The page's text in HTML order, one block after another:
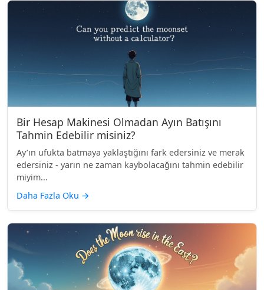
Bir Hesap Makinesi Olmadan Ayın Batışını
Tahmin Edebilir misiniz?
Ay’ın ufukta batmaya yaklaştığını fark edersiniz ve merak
edersiniz - yarın ne zaman kaybolacağını tahmin edebilir
miyim...
Daha Fazla Oku →